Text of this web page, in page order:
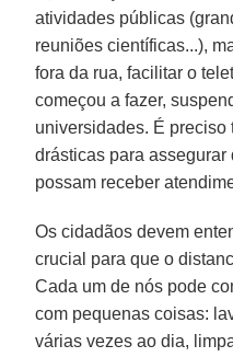
atividades públicas
reuniões científicas...),
fora da rua, facilitar o
começou a fazer,
universidades. É preciso
drásticas para
possam receber
Os cidadãos devem
crucial para que o
Cada um de nós pode
com pequenas coisas:
várias vezes ao dia,